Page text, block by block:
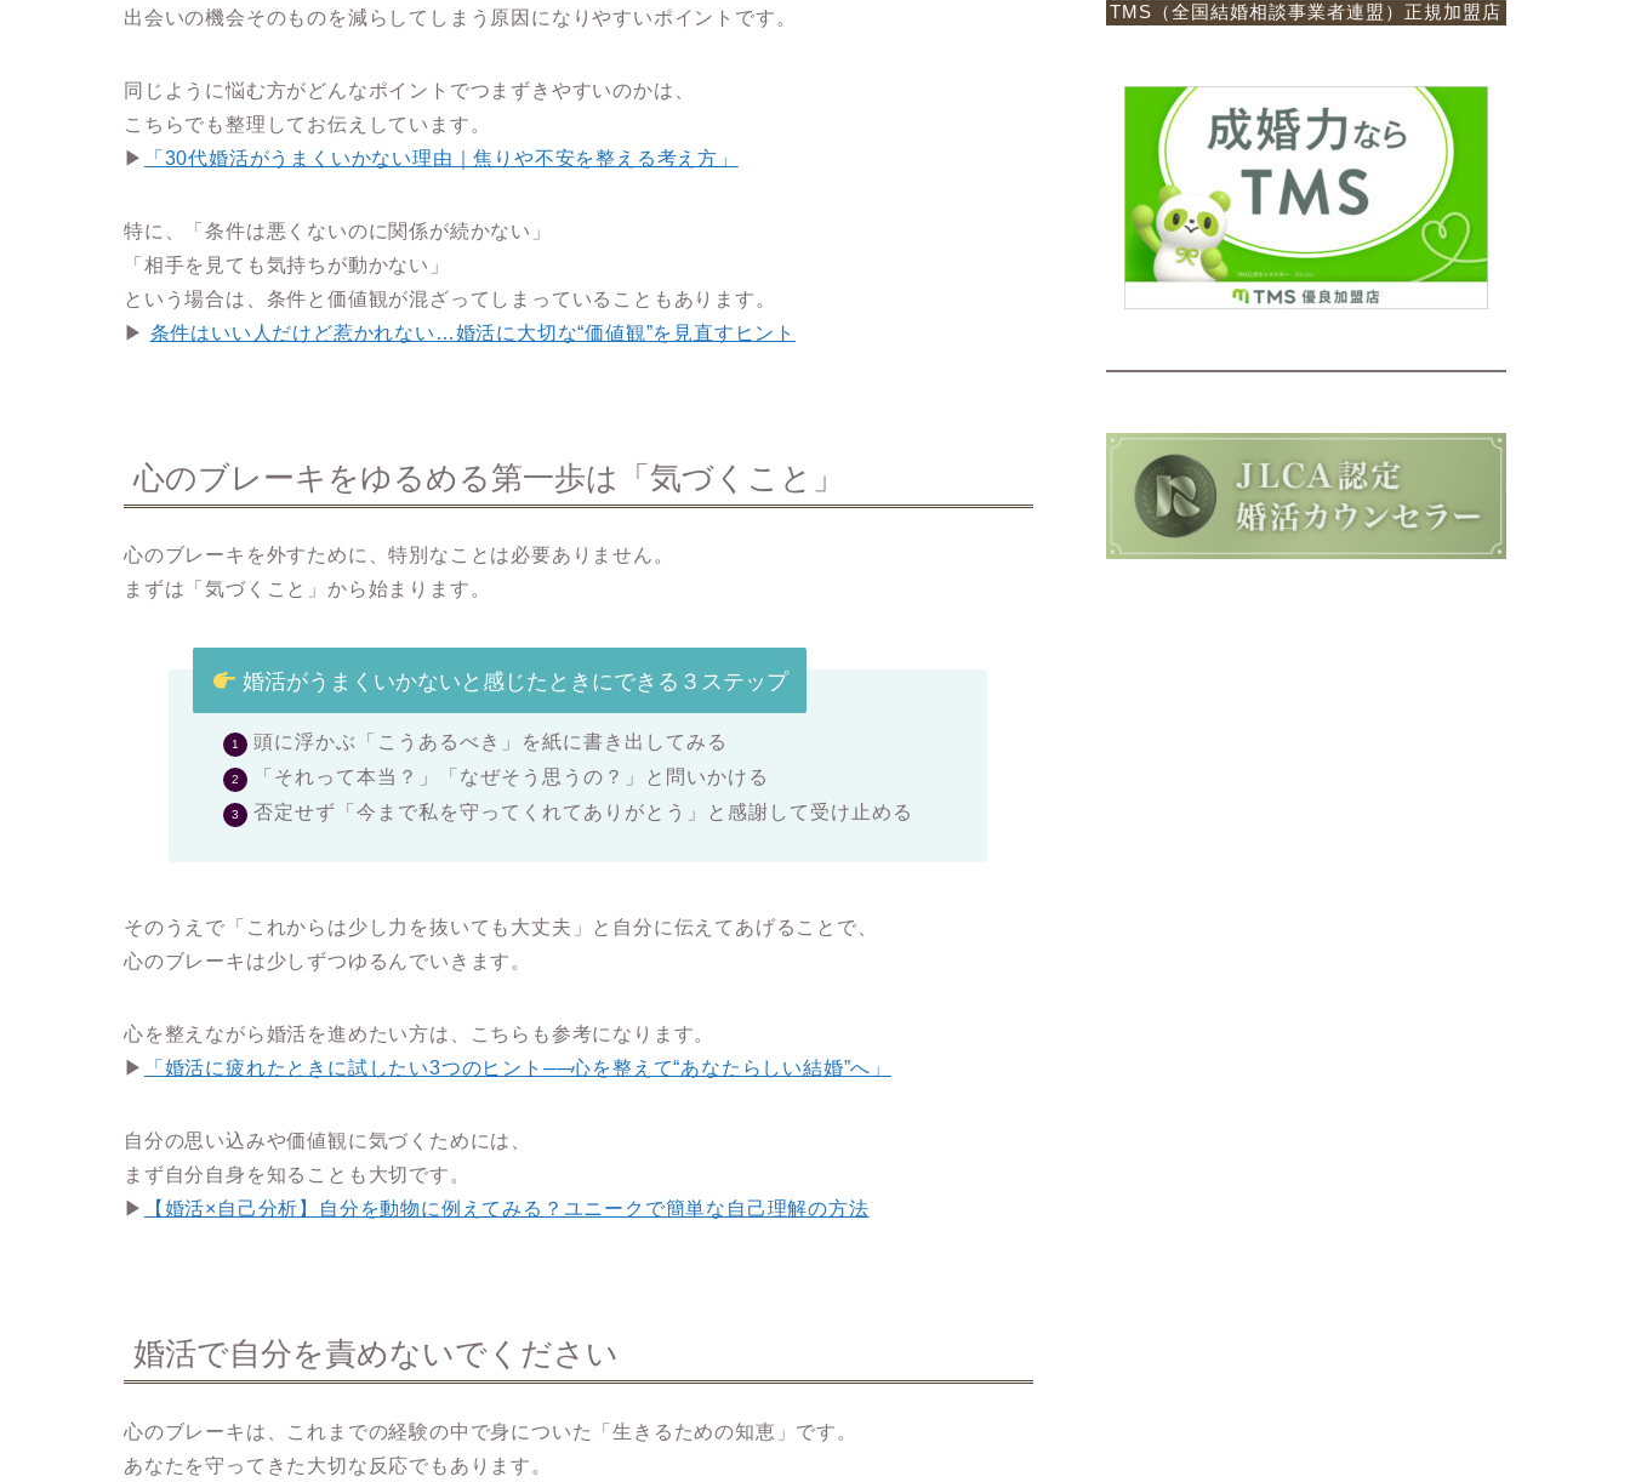
出会いの機会そのものを減らしてしまう原因になりやすいポイントです。
同じように悩む方がどんなポイントでつまずきやすいのかは、
こちらでも整理してお伝えしています。
▶
「30代婚活がうまくいかない理由｜焦りや不安を整える考え方」
特に、「条件は悪くないのに関係が続かない」
「相手を見ても気持ちが動かない」
という場合は、条件と価値観が混ざってしまっていることもあります。
▶ 条件はいい人だけど惹かれない…婚活に大切な“価値観”を見直すヒント
心のブレーキをゆるめる第一歩は「気づくこと」
心のブレーキを外すために、特別なことは必要ありません。
まずは「気づくこと」から始まります。
婚活がうまくいかないと感じたときにできる３ステップ
頭に浮かぶ「こうあるべき」を紙に書き出してみる
「それって本当？」「なぜそう思うの？」と問いかける
否定せず「今まで私を守ってくれてありがとう」と感謝して受け止める
そのうえで「これからは少し力を抜いても大丈夫」と自分に伝えてあげることで、
心のブレーキは少しずつゆるんでいきます。
心を整えながら婚活を進めたい方は、こちらも参考になります。
▶
「婚活に疲れたときに試したい3つのヒント──心を整えて“あなたらしい結婚”へ」
自分の思い込みや価値観に気づくためには、
まず自分自身を知ることも大切です。
▶
【婚活×自己分析】自分を動物に例えてみる？ユニークで簡単な自己理解の方法
婚活で自分を責めないでください
心のブレーキは、これまでの経験の中で身についた「生きるための知恵」です。
あなたを守ってきた大切な反応でもあります。
TMS（全国結婚相談事業者連盟）正規加盟店